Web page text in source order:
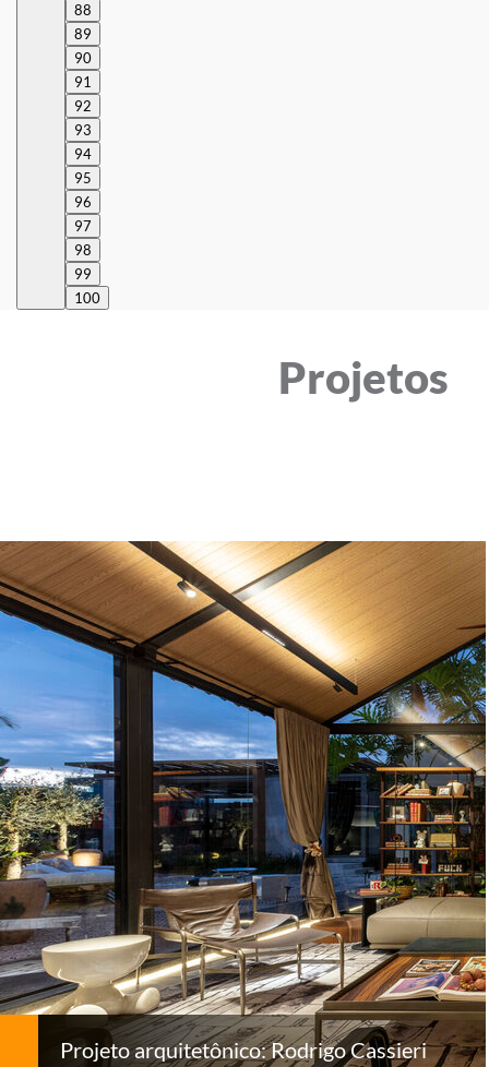
88
89
90
91
92
93
94
95
96
97
98
99
100
Projetos
Projeto arquitetônico: Rodrigo Cassieri